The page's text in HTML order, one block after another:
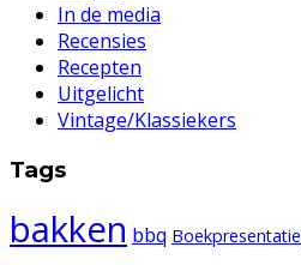
In de media
Recensies
Recepten
Uitgelicht
Vintage/Klassiekers
Tags
bakken bbq Boekpresentatie